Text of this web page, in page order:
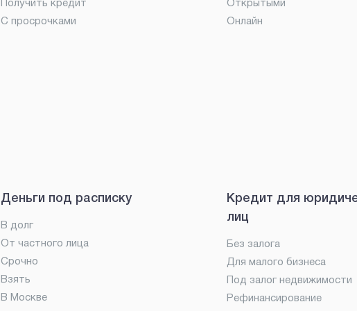
Получить кредит
С просрочками
Открытыми
Онлайн
Деньги под расписку
В долг
От частного лица
Срочно
Взять
В Москве
Кредит для
лиц
Без залога
Для малого бизнеса
Под залог недвижимости
Рефинансирование